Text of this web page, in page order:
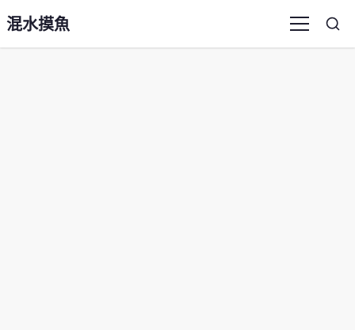
混水摸魚 Menu